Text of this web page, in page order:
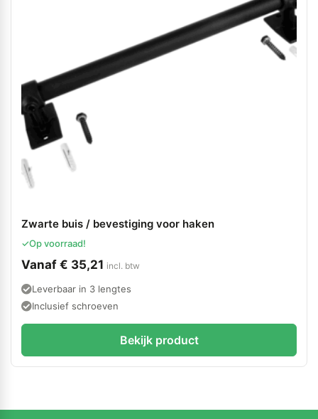
Zwarte buis / bevestiging voor haken
✓Op voorraad!
Vanaf € 35,21 incl. btw
Leverbaar in 3 lengtes
Inclusief schroeven
Bekijk product